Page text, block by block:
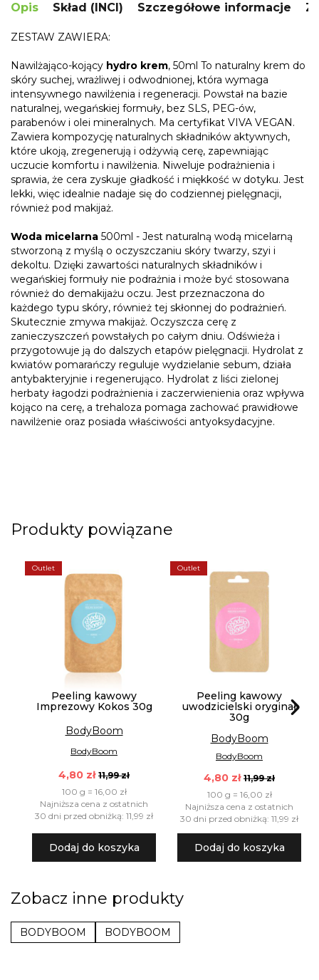
Opis Skład (INCI) Szczegółowe informacje
ZESTAW ZAWIERA:
Nawilżająco-kojący hydro krem, 50ml To naturalny krem do
skóry suchej, wrażliwej i odwodnionej, która wymaga
intensywnego nawilżenia i regeneracji. Powstał na bazie
naturalnej, wegańskiej formuły, bez SLS, PEG-ów,
parabenów i olei mineralnych. Ma certyfikat VIVA VEGAN.
Zawiera kompozycję naturalnych składników aktywnych,
które ukoją, zregenerują i odżywią cerę, zapewniając
uczucie komfortu i nawilżenia. Niweluje podrażnienia i
sprawia, że cera zyskuje gładkość i miękkość w dotyku. Jest
lekki, więc idealnie nadaje się do codziennej pielęgnacji,
również pod makijaż.
Woda micelarna 500ml - Jest naturalną wodą micelarną
stworzoną z myślą o oczyszczaniu skóry twarzy, szyi i
dekoltu. Dzięki zawartości naturalnych składników i
wegańskiej formuły nie podrażnia i może być stosowana
również do demakijażu oczu. Jest przeznaczona do
każdego typu skóry, również tej skłonnej do podrażnień.
Skutecznie zmywa makijaż. Oczyszcza cerę z
zanieczyszczeń powstałych po całym dniu. Odświeża i
przygotowuje ją do dalszych etapów pielęgnacji. Hydrolat z
kwiatów pomarańczy reguluje wydzielanie sebum, działa
antybakteryjnie i regenerująco. Hydrolat z liści zielonej
herbaty łagodzi podrażnienia i zaczerwienienia oraz wpływa
kojąco na cerę, a trehaloza pomaga zachować prawidłowe
nawilżenie oraz posiada właściwości antyoksydacyjne.
Produkty powiązane
Outlet
Peeling kawowy
Imprezowy Kokos 30g
BodyBoom
BodyBoom
4,80 zł 11,99 zł
100 g = 16,00 zł
Najniższa cena z ostatnich
30 dni przed obniżką: 11,99 zł
Dodaj do koszyka
Outlet
Peeling kawowy
uwodzicielski oryginał
30g
BodyBoom
BodyBoom
4,80 zł 11,99 zł
100 g = 16,00 zł
Najniższa cena z ostatnich
30 dni przed obniżką: 11,99 zł
Dodaj do koszyka
Zobacz inne produkty
BODYBOOM BODYBOOM